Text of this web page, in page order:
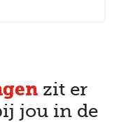
zit er
jou in de